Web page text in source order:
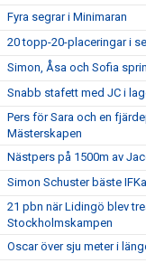
Fyra segrar i Minimaran
20 topp-20-placeringar i
Simon, Åsa och Sofia
Snabb stafett med JC i
Pers för Sara och en
Mästerskapen
Nästpers på 1500m av
Simon Schuster bäste
21 pbn när Lidingö blev
Stockholmskampen
Oscar över sju meter i